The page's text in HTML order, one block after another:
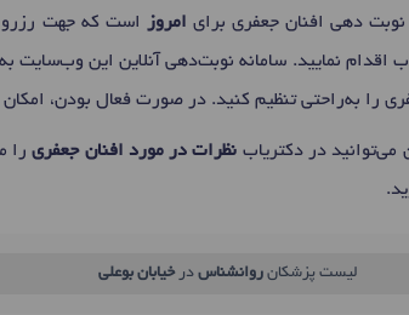
نوبت دهی افنان جعفری برای امروز
است که جهت رزرو
اقدام نمایید. سامانه نوبت‌دهی آنلاین این وب‌سایت
را به‌راحتی تنظیم کنید. در صورت فعال بودن،
می‌توانید در دکتریاب نظرات در مورد افنان جعفریرا
لیست پزشکانروانشناس درخیابان بوعلی